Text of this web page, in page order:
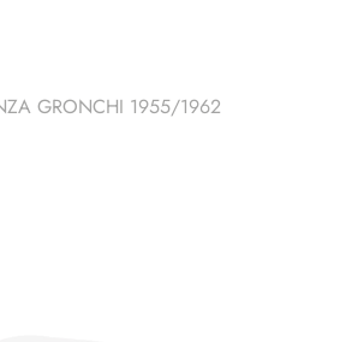
GRONCHI 1955/1962